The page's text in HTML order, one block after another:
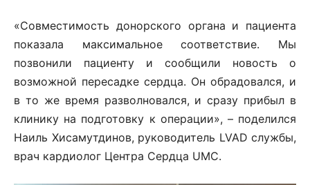
«Совместимость донорского органа и пациента
показала максимальное соответствие. Мы
позвонили пациенту и сообщили новость о
возможной пересадке сердца. Он обрадовался, и
в то же время разволновался, и сразу прибыл в
клинику на подготовку к операции», – поделился
Наиль Хисамутдинов, руководитель LVAD службы,
врач кардиолог Центра Сердца UMC.